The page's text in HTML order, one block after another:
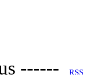
------